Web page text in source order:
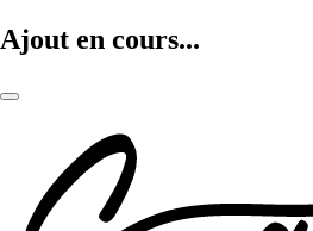
Ajout en cours...